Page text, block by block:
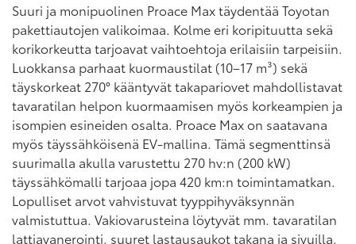
Suuri ja monipuolinen Proace Max täydentää Toyotan
pakettiautojen valikoimaa. Kolme eri koripituutta sekä
korikorkeutta tarjoavat vaihtoehtoja erilaisiin tarpeisiin.
Luokkansa parhaat kuormaustilat (10–17 m³) sekä
täyskorkeat 270° kääntyvät takapariovet mahdollistavat
tavaratilan helpon kuormaamisen myös korkeampien ja
isompien esineiden osalta. Proace Max on saatavana
myös täyssähköisenä EV-mallina. Tämä segmenttinsä
suurimalla akulla varustettu 270 hv:n (200 kW)
täyssähkömalli tarjoaa jopa 420 km:n toimintamatkan.
Lopulliset arvot vahvistuvat tyyppihyväksynnän
valmistuttua. Vakiovarusteina löytyvät mm. tavaratilan
lattiavanerointi, suuret lastausaukot takana ja sivuilla,